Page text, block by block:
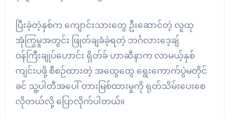
ပြီးခဲ့တဲ့နှစ်က ကျောင်းသားတွေ ဦးဆောင်တဲ့ လူထု
အုံကြွမှုအတွင်း ဖြုတ်ချခံခဲ့ရတဲ့ ဘင်္ဂလားဒေ့ချ်
ဝန်ကြီးချုပ်ဟောင်း ရှိတ်ခ် ဟာဆီနာက လာမယ့်နှစ်
ကျင်းပဖို့ စီစဉ်ထားတဲ့ အထွေထွေ ရွေးကောက်ပွဲမတိုင်
ခင် သူ့ပါတီအပေါ် တားမြစ်ထားမှုကို ရုတ်သိမ်းပေးစေ
လိုတယ်လို့ ပြောလိုက်ပါတယ်။